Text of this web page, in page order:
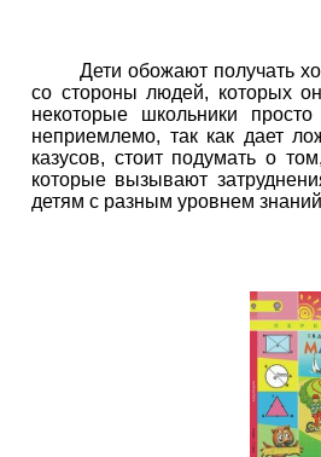
Дети обожают получать
со стороны людей, которых
некоторые школьники
неприемлемо, так как дает
казусов, стоит подумать о
которые вызывают
детям с разным уровнем
4